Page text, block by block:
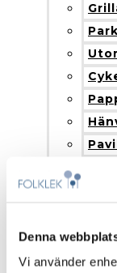
Denna
Vi använder